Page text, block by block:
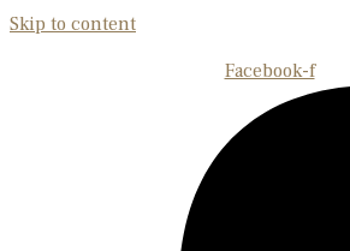
Skip to content
Facebook-f